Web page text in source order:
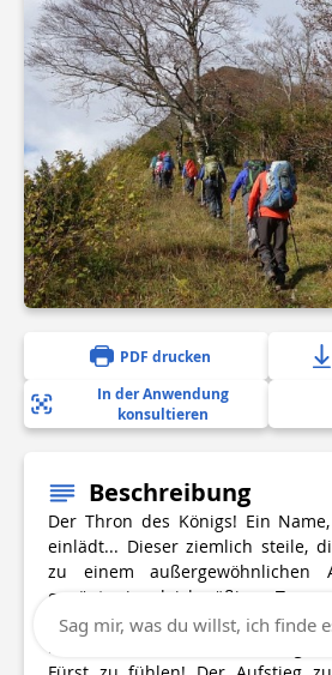
PDF drucken
In der Anwendung
konsultieren
Beschreibung
Der Thron des Königs! Ein
einlädt... Dieser ziemlich steile,
zu einem außergewöhnlichen
genügt, ein gleichmäßiges
auf dem Gipfel einen Teil
bewundern und sich für einige
Sag mir, was du willst, ich finde